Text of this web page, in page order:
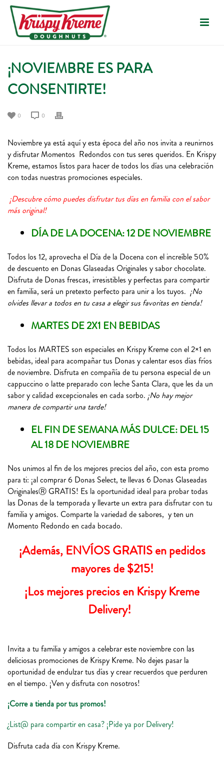
¡NOVIEMBRE ES PARA
CONSENTIRTE!
0 0
Noviembre ya está aquí y esta época del año nos invita a reunirnos
y disfrutar Momentos Redondos con tus seres queridos. En Krispy
Kreme, estamos listos para hacer de todos los días una celebración
con todas nuestras promociones especiales.
¡Descubre cómo puedes disfrutar tus días en familia con el sabor
más original!
DÍA DE LA DOCENA: 12 DE NOVIEMBRE
Todos los 12, aprovecha el Día de la Docena con el increíble 50%
de descuento en Donas Glaseadas Originales y sabor chocolate.
Disfruta de Donas frescas, irresistibles y perfectas para compartir
en familia, será un pretexto perfecto para unir a los tuyos. ¡No
olvides llevar a todos en tu casa a elegir sus favoritas en tienda!
MARTES DE 2X1 EN BEBIDAS
Todos los MARTES son especiales en Krispy Kreme con el 2×1 en
bebidas, ideal para acompañar tus Donas y calentar esos días fríos
de noviembre. Disfruta en compañía de tu persona especial de un
cappuccino o latte preparado con leche Santa Clara, que les da un
sabor y calidad excepcionales en cada sorbo. ¡No hay mejor
manera de compartir una tarde!
EL FIN DE SEMANA MÁS DULCE: DEL 15
AL 18 DE NOVIEMBRE
Nos unimos al fin de los mejores precios del año, con esta promo
para ti: ¡al comprar 6 Donas Select, te llevas 6 Donas Glaseadas
OriginalesⓇ GRATIS! Es la oportunidad ideal para probar todas
las Donas de la temporada y llevarte un extra para disfrutar con tu
familia y amigos. Comparte la variedad de sabores, y ten un
Momento Redondo en cada bocado.
¡Además, ENVÍOS GRATIS en pedidos
mayores de $215!
¡Los mejores precios en Krispy Kreme
Delivery!
Invita a tu familia y amigos a celebrar este noviembre con las
deliciosas promociones de Krispy Kreme. No dejes pasar la
oportunidad de endulzar tus días y crear recuerdos que perduren
en el tiempo. ¡Ven y disfruta con nosotros!
¡Corre a tienda por tus promos!
¿List@ para compartir en casa? ¡Pide ya por Delivery!
Disfruta cada día con Krispy Kreme.